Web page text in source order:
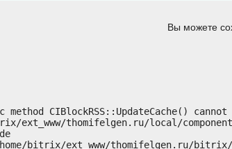
Вы можете
method CIBlockRSS::UpdateCache()
ext_www/thomifelgen.ru/local/